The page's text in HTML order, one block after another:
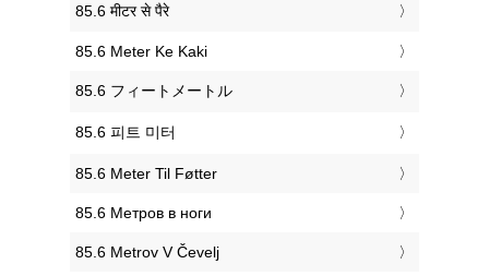
‎85.6 मीटर से पैरे
‎85.6 Meter Ke Kaki
‎85.6 フィートメートル
‎85.6 피트 미터
‎85.6 Meter Til Føtter
‎85.6 Метров в ноги
‎85.6 Metrov V Čevelj